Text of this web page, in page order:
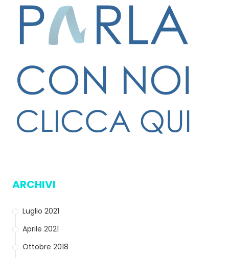
ARCHIVI
Luglio 2021
Aprile 2021
Ottobre 2018